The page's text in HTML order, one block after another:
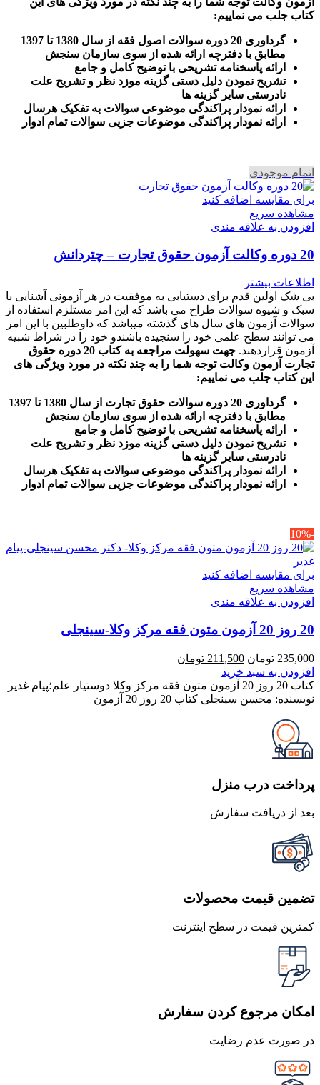
کتاب جلب می نماییم:
گرداوری 20 دوره سوالات اصول فقه از سال 1380 تا 1397
مطابق با دفترچه ارائه شده از سوی سازمان سنجش
ارائه پاسخنامه تشریحی با توضیح کامل و جامع
تشریح نمودن دلیل دستی گزینه موزد نظر و تشریح علت
نادرستی سایر گزینه ها
ارائه نمودار پراکندگی موضوعی سوالات به تفکیک هرسال
رائه نمودار پراکندگی موضوعات جزیی سوالات تمام ادوار
اتمام موجودی
برای مقایسه اضافه کنید
مشاهده سریع
افزودن به علاقه مندی
20 دوره وکالت آزمون حقوق تجارت – چتردانش
اطلاعات بیشتر
بی شک اولین قدم برای دستیابی به موفقیت در هر آزمونی آشنایی با
سبک و شیوه سوالات طراح می باشد که این امر مستلزم استفاده از
سوالات آزمون های سال های گذشته میباشد که داوطلبین با این امر
می توانند سطح علمی خود را سنجیده باشندو خود را در شراط شبیه
آزمون قراردهند.
جهت سهولت مراجعه به کتاب 20 دوره حقوق
تجارت آزمون وکالت توجه شما را به چند نکته در مورد ویژگی های
این کتاب جلب می نماییم:
گرداوری 20 دوره سوالات حقوق تجارت از سال 1380 تا 1397
مطابق با دفترچه ارائه شده از سوی سازمان سنجش
ارائه پاسخنامه تشریحی با توضیح کامل و جامع
تشریح نمودن دلیل دستی گزینه موزد نظر و تشریح علت
نادرستی سایر گزینه ها
ارائه نمودار پراکندگی موضوعی سوالات به تفکیک هرسال
رائه نمودار پراکندگی موضوعات جزیی سوالات تمام ادوار
-10%
برای مقایسه اضافه کنید
مشاهده سریع
افزودن به علاقه مندی
20 روز 20 آزمون متون فقه مرکز وکلا-سینجلی
235,000 تومان قیمت
اصلی
235,000 تومان
بود.
211,500 تومان
211,500 تومان
است.
افزودن به سبد خرید
کتاب 20 روز 20 آزمون متون فقه مرکز وکلا دوستیار علم؛پیام غدیر
نویسنده: محسن سینجلی کتاب 20 روز 20 آزمون
پرداخت درب منزل
بعد از دریافت سفارش
تضمین قیمت محصولات
کمترین قیمت در سطح اینترنت
امکان مرجوع کردن سفارش
در صورت عدم رضایت